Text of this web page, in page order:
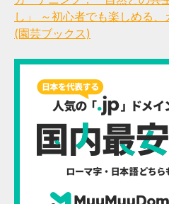
し」 ～初心者でも楽しめる
(園芸ブックス)